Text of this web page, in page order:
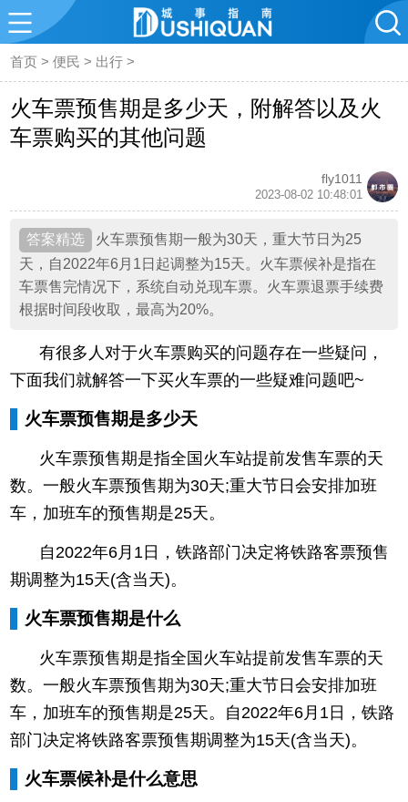
首页 >便民 > 出行 >
火车票预售期是多少天，附解答以及火
车票购买的其他问题
fly1011
2023-08-02 10:48:01
火车票预售期一般为30天，重大节日为25
天，自2022年6月1日起调整为15天。火车票候补是指在
车票售完情况下，系统自动兑现车票。火车票退票手续费
根据时间段收取，最高为20%。
有很多人对于火车票购买的问题存在一些疑问，
下面我们就解答一下买火车票的一些疑难问题吧~
火车票预售期是多少天
火车票预售期是指全国火车站提前发售车票的天
数。一般火车票预售期为30天;重大节日会安排加班
车，加班车的预售期是25天。
自2022年6月1日，铁路部门决定将铁路客票预售
期调整为15天(含当天)。
火车票预售期是什么
火车票预售期是指全国火车站提前发售车票的天
数。一般火车票预售期为30天;重大节日会安排加班
车，加班车的预售期是25天。自2022年6月1日，铁路
部门决定将铁路客票预售期调整为15天(含当天)。
火车票候补是什么意思